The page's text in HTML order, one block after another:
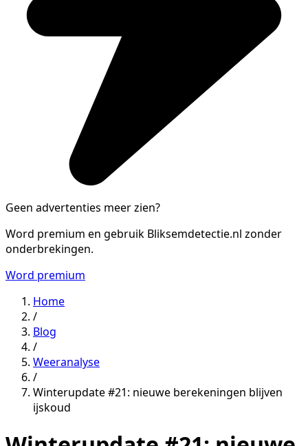
Geen advertenties meer zien?
Word premium en gebruik Bliksemdetectie.nl zonder
onderbrekingen.
Word premium
Home
/
Blog
/
Weeranalyse
/
Winterupdate #21: nieuwe berekeningen blijven
ijskoud